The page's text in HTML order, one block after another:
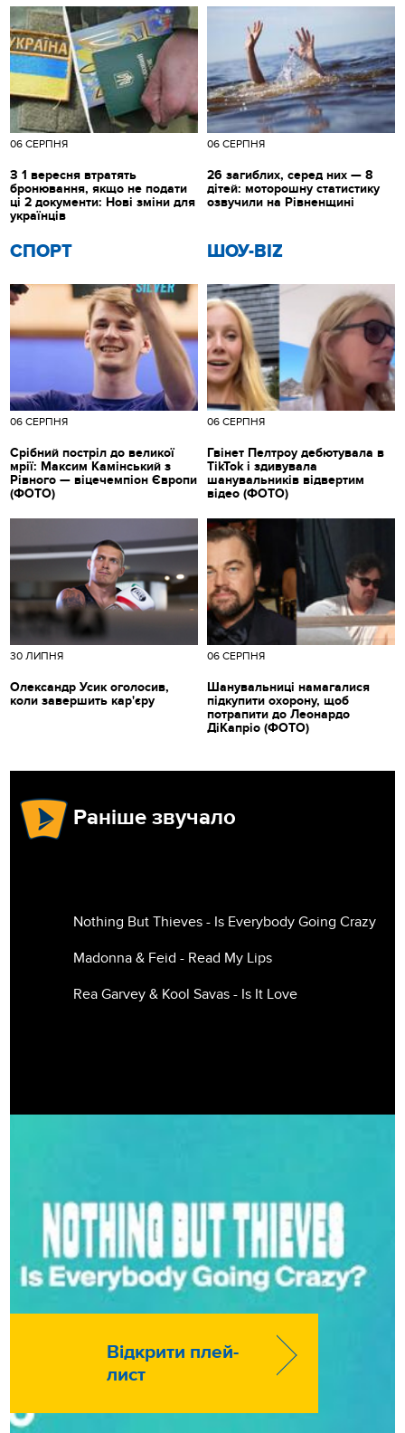
СПОРТ
06 СЕРПНЯ
Срібний постріл до великої
мрії: Максим Камінський з
Рівного — віцечемпіон Європи
(ФОТО)
ШОУ-BIZ
06 СЕРПНЯ
Гвінет Пелтроу дебютувала в
TikTok і здивувала
шанувальників відвертим
відео (ФОТО)
06 СЕРПНЯ
З 1 вересня втратять
бронювання, якщо не подати
ці 2 документи: Нові зміни для
українців
06 СЕРПНЯ
26 загиблих, серед них — 8
дітей: моторошну статистику
озвучили на Рівненщині
30 ЛИПНЯ
Олександр Усик оголосив,
коли завершить кар'єру
06 СЕРПНЯ
Шанувальниці намагалися
підкупити охорону, щоб
потрапити до Леонардо
ДіКапріо (ФОТО)
Раніше звучало
Nothing But Thieves - Is Everybody Going Crazy
Madonna & Feid - Read My Lips
Rea Garvey & Kool Savas - Is It Love
Відкрити плей-
лист